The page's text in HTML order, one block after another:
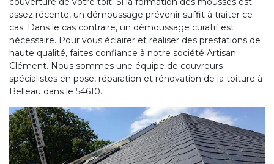
assez récente, un démoussage prévenir suffit à traiter ce
cas. Dans le cas contraire, un démoussage curatif est
nécessaire. Pour vous éclairer et réaliser des prestations de
haute qualité, faites confiance à notre société Artisan
Clément. Nous sommes une équipe de couvreurs
spécialistes en pose, réparation et rénovation de la toiture à
Belleau dans le 54610.